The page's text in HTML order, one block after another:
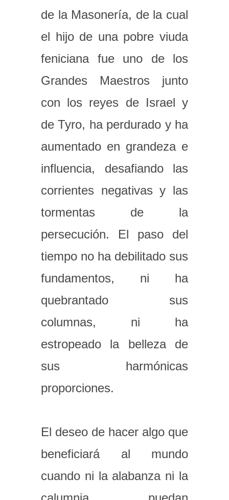
de la Masonería, de la cual
el hijo de una pobre viuda
feniciana fue uno de los
Grandes Maestros junto
con los reyes de Israel y
de Tyro, ha perdurado y ha
aumentado en grandeza e
influencia, desafiando las
corrientes negativas y las
tormentas de la
persecución. El paso del
tiempo no ha debilitado sus
fundamentos, ni ha
quebrantado sus
columnas, ni ha
estropeado la belleza de
sus harmónicas
proporciones.
El deseo de hacer algo que
beneficiará al mundo
cuando ni la alabanza ni la